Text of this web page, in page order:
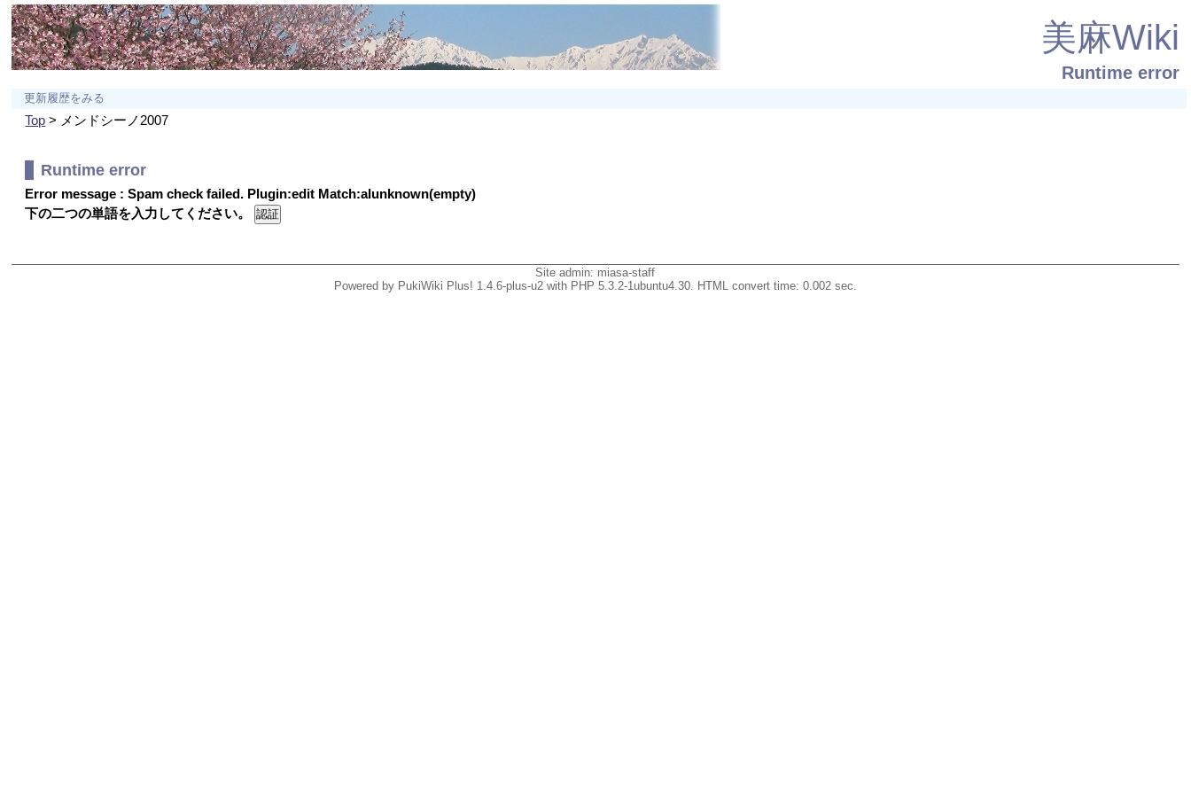
美麻Wiki
Runtime error
更新履歴をみる
Top > メンドシーノ2007
Runtime error
Error message : Spam check failed. Plugin:edit Match:alunknown(empty)
下の二つの単語を入力してください。
Site admin: miasa-staff
Powered by PukiWiki Plus! 1.4.6-plus-u2 with PHP 5.3.2-1ubuntu4.30. HTML convert time: 0.002 sec.